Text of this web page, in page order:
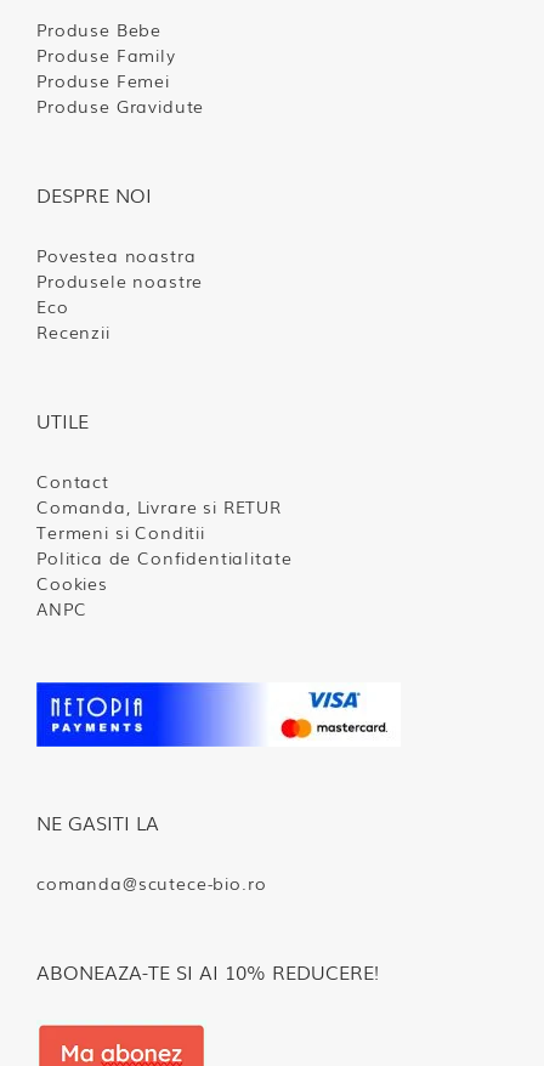
Produse Bebe
Produse Family
Produse Femei
Produse Gravidute
DESPRE NOI
Povestea noastra
Produsele noastre
Eco
Recenzii
UTILE
Contact
Comanda, Livrare si RETUR
Termeni si Conditii
Politica de Confidentialitate
Cookies
ANPC
NE GASITI LA
comanda@scutece-bio.ro
ABONEAZA-TE SI AI 10% REDUCERE!